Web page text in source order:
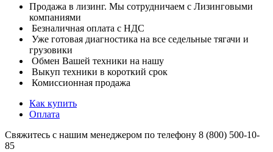
Продажа в лизинг. Мы сотрудничаем с Лизинговыми
компаниями
Безналичная оплата с НДС
Уже готовая диагностика на все седельные тягачи и
грузовики
Обмен Вашей техники на нашу
Выкуп техники в короткий срок
Комиссионная продажа
Как купить
Оплата
Свяжитесь с нашим менеджером по телефону 8 (800) 500-10-
85